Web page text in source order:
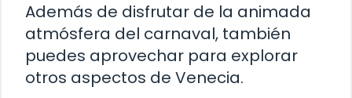
Además de disfrutar de la animada
atmósfera del carnaval, también
puedes aprovechar para explorar
otros aspectos de Venecia.